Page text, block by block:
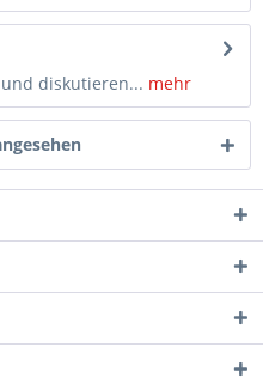
diskutieren... mehr